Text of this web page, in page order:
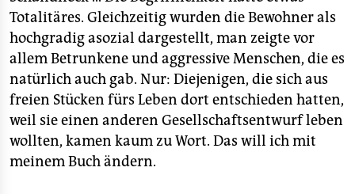
Totalitäres. Gleichzeitig wurden die Bewohner als
hochgradig asozial dargestellt, man zeigte vor
allem Betrunkene und aggressive Menschen, die es
natürlich auch gab. Nur: Diejenigen, die sich aus
freien Stücken fürs Leben dort entschieden hatten,
weil sie einen anderen Gesellschaftsentwurf leben
wollten, kamen kaum zu Wort. Das will ich mit
meinem Buch ändern.